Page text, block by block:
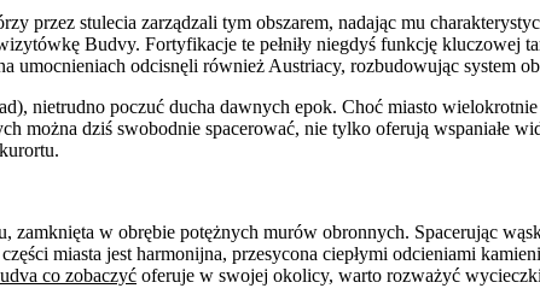
przez stulecia zarządzali tym obszarem, nadając mu
Budvy. Fortyfikacje te pełniły niegdyś funkcję kluczowej
odcisnęli również Austriacy, rozbudowując system
nietrudno poczuć ducha dawnych epok. Choć miasto
można dziś swobodnie spacerować, nie tylko oferują wspaniałe
zamknięta w obrębie potężnych murów obronnych. Spacerując
miasta jest harmonijna, przesycona ciepłymi odcieniami
co zobaczyć oferuje w swojej okolicy, warto rozważyć